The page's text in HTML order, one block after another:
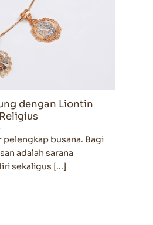
dengan Liontin
pelengkap busana. Bagi
adalah sarana
sekaligus [...]